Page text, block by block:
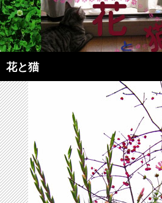
コ
ン
テ
ン
ツ
へ
ス
キ
ッ
プ
花と猫
検
索